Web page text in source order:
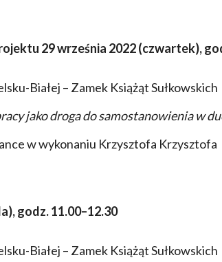
29 września 2022 (czwartek),
Białej – Zamek Książąt Sułkowskich
jako droga do samostanowienia w
w wykonaniu Krzysztofa Krzysztofa
godz. 11.00–12.30
Białej – Zamek Książąt Sułkowskich